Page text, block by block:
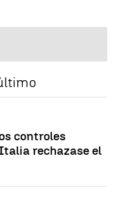
controles
rechazase el